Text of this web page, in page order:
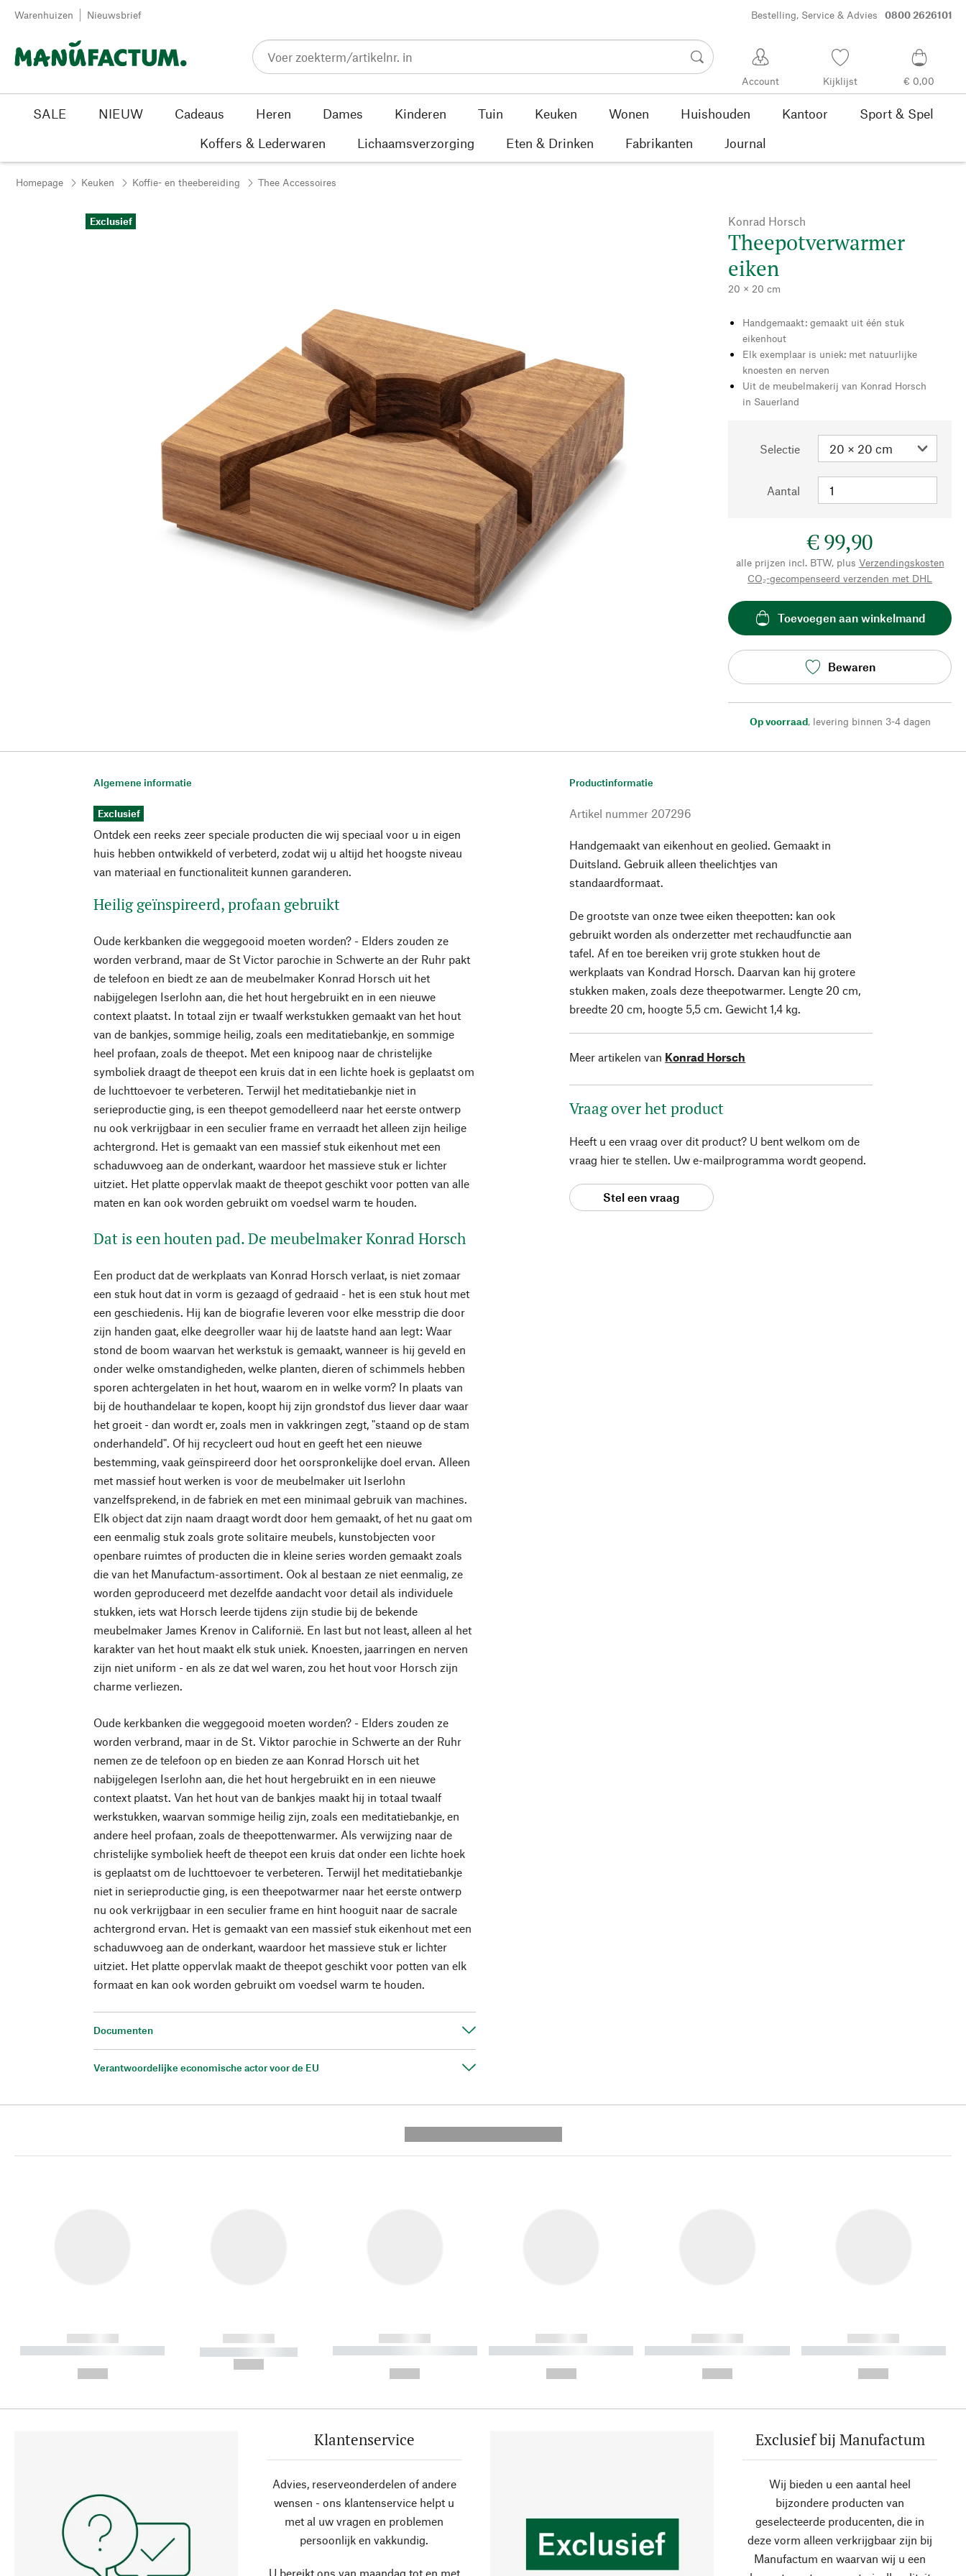
Passer au contenu
Warenhuizen Nieuwsbrief Bestelling, Service & Advies 0800 2626101
Account Kijklijst € 0,00
SALE NIEUW Cadeaus Heren Dames Kinderen Tuin Keuken Wonen Huishouden Kantoor
Sport & Spel
Koffers & Lederwaren
Lichaamsverzorging Eten & Drinken Fabrikanten Journal
Homepage Keuken Koffie- en theebereiding Thee Accessoires
Exclusief Konrad Horsch
Theepotverwarmer
eiken
20 × 20 cm
Handgemaakt: gemaakt uit één stuk
eikenhout
Elk exemplaar is uniek: met natuurlijke
knoesten en nerven
Uit de meubelmakerij van Konrad Horsch
in Sauerland
Selectie
Aantal
€ 99,90
alle prijzen incl. BTW, plus Verzendingskosten
CO₂-gecompenseerd verzenden met DHL
Toevoegen aan winkelmand
Bewaren
Op voorraad, levering binnen 3-4 dagen
Algemene informatie
Exclusief
Ontdek een reeks zeer speciale producten die wij speciaal voor u in eigen
huis hebben ontwikkeld of verbeterd, zodat wij u altijd het hoogste niveau
van materiaal en functionaliteit kunnen garanderen.
Heilig geïnspireerd, profaan gebruikt
Oude kerkbanken die weggegooid moeten worden? - Elders zouden ze
worden verbrand, maar de St Victor parochie in Schwerte an der Ruhr pakt
de telefoon en biedt ze aan de meubelmaker Konrad Horsch uit het
nabijgelegen Iserlohn aan, die het hout hergebruikt en in een nieuwe
context plaatst. In totaal zijn er twaalf werkstukken gemaakt van het hout
van de bankjes, sommige heilig, zoals een meditatiebankje, en sommige
heel profaan, zoals de theepot. Met een knipoog naar de christelijke
symboliek draagt de theepot een kruis dat in een lichte hoek is geplaatst om
de luchttoevoer te verbeteren. Terwijl het meditatiebankje niet in
serieproductie ging, is een theepot gemodelleerd naar het eerste ontwerp
nu ook verkrijgbaar in een seculier frame en verraadt het alleen zijn heilige
achtergrond. Het is gemaakt van een massief stuk eikenhout met een
schaduwvoeg aan de onderkant, waardoor het massieve stuk er lichter
uitziet. Het platte oppervlak maakt de theepot geschikt voor potten van alle
maten en kan ook worden gebruikt om voedsel warm te houden.
Dat is een houten pad. De meubelmaker Konrad Horsch
Een product dat de werkplaats van Konrad Horsch verlaat, is niet zomaar
een stuk hout dat in vorm is gezaagd of gedraaid - het is een stuk hout met
een geschiedenis. Hij kan de biografie leveren voor elke messtrip die door
zijn handen gaat, elke deegroller waar hij de laatste hand aan legt: Waar
stond de boom waarvan het werkstuk is gemaakt, wanneer is hij geveld en
onder welke omstandigheden, welke planten, dieren of schimmels hebben
sporen achtergelaten in het hout, waarom en in welke vorm? In plaats van
bij de houthandelaar te kopen, koopt hij zijn grondstof dus liever daar waar
het groeit - dan wordt er, zoals men in vakkringen zegt, "staand op de stam
onderhandeld". Of hij recycleert oud hout en geeft het een nieuwe
bestemming, vaak geïnspireerd door het oorspronkelijke doel ervan. Alleen
met massief hout werken is voor de meubelmaker uit Iserlohn
vanzelfsprekend, in de fabriek en met een minimaal gebruik van machines.
Elk object dat zijn naam draagt wordt door hem gemaakt, of het nu gaat om
een eenmalig stuk zoals grote solitaire meubels, kunstobjecten voor
openbare ruimtes of producten die in kleine series worden gemaakt zoals
die van het Manufactum-assortiment. Ook al bestaan ze niet eenmalig, ze
worden geproduceerd met dezelfde aandacht voor detail als individuele
stukken, iets wat Horsch leerde tijdens zijn studie bij de bekende
meubelmaker James Krenov in Californië. En last but not least, alleen al het
karakter van het hout maakt elk stuk uniek. Knoesten, jaarringen en nerven
zijn niet uniform - en als ze dat wel waren, zou het hout voor Horsch zijn
charme verliezen.
Oude kerkbanken die weggegooid moeten worden? - Elders zouden ze
worden verbrand, maar in de St. Viktor parochie in Schwerte an der Ruhr
nemen ze de telefoon op en bieden ze aan Konrad Horsch uit het
nabijgelegen Iserlohn aan, die het hout hergebruikt en in een nieuwe
context plaatst. Van het hout van de bankjes maakt hij in totaal twaalf
werkstukken, waarvan sommige heilig zijn, zoals een meditatiebankje, en
andere heel profaan, zoals de theepottenwarmer. Als verwijzing naar de
christelijke symboliek heeft de theepot een kruis dat onder een lichte hoek
is geplaatst om de luchttoevoer te verbeteren. Terwijl het meditatiebankje
niet in serieproductie ging, is een theepotwarmer naar het eerste ontwerp
nu ook verkrijgbaar in een seculier frame en hint hooguit naar de sacrale
achtergrond ervan. Het is gemaakt van een massief stuk eikenhout met een
schaduwvoeg aan de onderkant, waardoor het massieve stuk er lichter
uitziet. Het platte oppervlak maakt de theepot geschikt voor potten van elk
formaat en kan ook worden gebruikt om voedsel warm te houden.
Documenten
Verantwoordelijke economische actor voor de EU
Productinformatie
Artikel nummer 207296
Handgemaakt van eikenhout en geolied. Gemaakt in
Duitsland. Gebruik alleen theelichtjes van
standaardformaat.
De grootste van onze twee eiken theepotten: kan ook
gebruikt worden als onderzetter met rechaudfunctie aan
tafel. Af en toe bereiken vrij grote stukken hout de
werkplaats van Kondrad Horsch. Daarvan kan hij grotere
stukken maken, zoals deze theepotwarmer. Lengte 20 cm,
breedte 20 cm, hoogte 5,5 cm. Gewicht 1,4 kg.
Meer artikelen van Konrad Horsch
Vraag over het product
Heeft u een vraag over dit product? U bent welkom om de
vraag hier te stellen. Uw e-mailprogramma wordt geopend.
Stel een vraag
------------
----------- ----------- ----------
------------
----------- -----------
------------
----------- ----------- ----------
------------
----------- ----------- ----------
------------
----------- ----------- ----------
------------
----------- ----------- ----------
Klantenservice
Advies, reserveonderdelen of andere
wensen - ons klantenservice helpt u
met al uw vragen en problemen
persoonlijk en vakkundig.
U bereikt ons van maandag tot en met
Exclusief bij Manufactum
Wij bieden u een aantal heel
bijzondere producten van
geselecteerde producenten, die in
deze vorm alleen verkrijgbaar zijn bij
Manufactum en waarvan wij u een